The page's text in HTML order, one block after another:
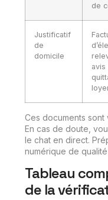
de
Justificatif
de
domicile
avis
Ces documents
En cas de doute,
le chat en direct.
numérique de
Tableau
de la